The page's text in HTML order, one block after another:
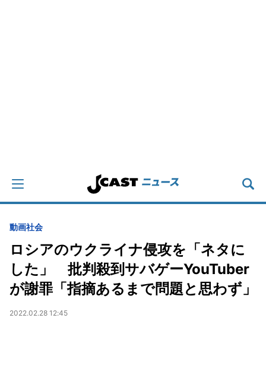
動画社会
ロシアのウクライナ侵攻を「ネタに
した」 批判殺到サバゲーYouTuber
が謝罪「指摘あるまで問題と思わず」
2022.02.28 12:45